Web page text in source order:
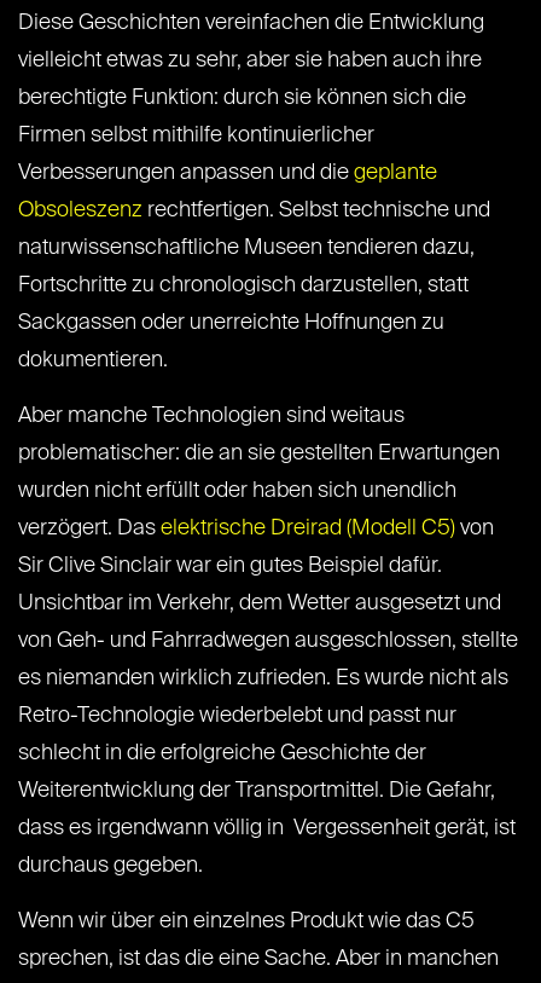
Diese Geschichten vereinfachen die Entwicklung
vielleicht etwas zu sehr, aber sie haben auch ihre
berechtigte Funktion: durch sie können sich die
Firmen selbst mithilfe kontinuierlicher
Verbesserungen anpassen und die geplante
Obsoleszenz rechtfertigen. Selbst technische und
naturwissenschaftliche Museen tendieren dazu,
Fortschritte zu chronologisch darzustellen, statt
Sackgassen oder unerreichte Hoffnungen zu
dokumentieren.
Aber manche Technologien sind weitaus
problematischer: die an sie gestellten Erwartungen
wurden nicht erfüllt oder haben sich unendlich
verzögert. Das elektrische Dreirad (Modell C5) von
Sir Clive Sinclair war ein gutes Beispiel dafür.
Unsichtbar im Verkehr, dem Wetter ausgesetzt und
von Geh- und Fahrradwegen ausgeschlossen, stellte
es niemanden wirklich zufrieden. Es wurde nicht als
Retro-Technologie wiederbelebt und passt nur
schlecht in die erfolgreiche Geschichte der
Weiterentwicklung der Transportmittel. Die Gefahr,
dass es irgendwann völlig in Vergessenheit gerät, ist
durchaus gegeben.
Wenn wir über ein einzelnes Produkt wie das C5
sprechen, ist das die eine Sache. Aber in manchen